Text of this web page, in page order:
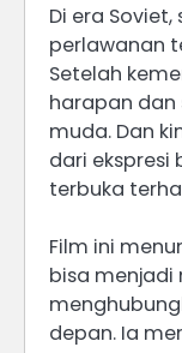
Di era
perlawanan
Setelah
harapan
muda. Dan
dari ekspresi
terbuka
Film ini
bisa menjadi
depan. Ia